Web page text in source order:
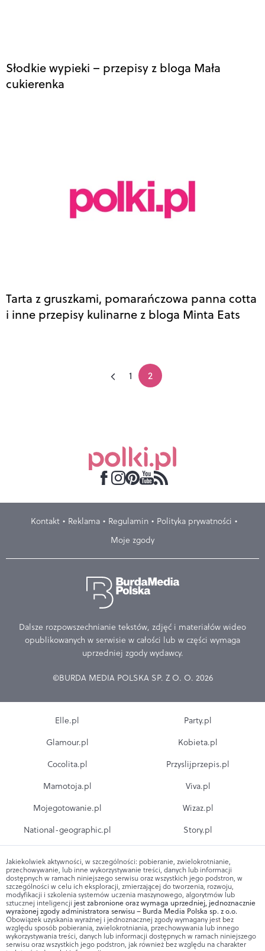
Słodkie wypieki – przepisy z bloga Mała
cukierenka
Tarta z gruszkami, pomarańczowa panna cotta
i inne przepisy kulinarne z bloga Minta Eats
1 2
Kontakt Reklama Regulamin
Polityka prywatności
Moje zgody
Dalsze rozpowszechnianie tekstów, zdjęć i materiałów wideo
opublikowanych w serwisie w całości lub w części wymaga
uprzedniej zgody wydawcy.
©BURDA MEDIA POLSKA SP. Z O. O. 2026
Elle.pl
Glamour.pl
Cocolita.pl
Mamotoja.pl
Mojegotowanie.pl
National-geographic.pl
Party.pl
Kobieta.pl
Przyslijprzepis.pl
Viva.pl
Wizaz.pl
Story.pl
Jakiekolwiek aktywności, w szczególności: pobieranie, zwielokrotnianie,
przechowywanie, lub inne wykorzystywanie treści, danych lub informacji
dostępnych w ramach niniejszego serwisu oraz wszystkich jego podstron, w
szczególności w celu ich eksploracji, zmierzającej do tworzenia, rozwoju,
modyfikacji i szkolenia systemów uczenia maszynowego, algorytmów lub
sztucznej inteligencji jest zabronione oraz wymaga uprzedniej, jednoznacznie
wyrażonej zgody administratora serwisu – Burda Media Polska sp. z o.o.
Obowiązek uzyskania wyraźnej i jednoznacznej zgody wymagany jest bez
względu sposób pobierania, zwielokrotniania, przechowywania lub innego
wykorzystywania treści, danych lub informacji dostępnych w ramach niniejszego
serwisu oraz wszystkich jego podstron, jak również bez względu na charakter